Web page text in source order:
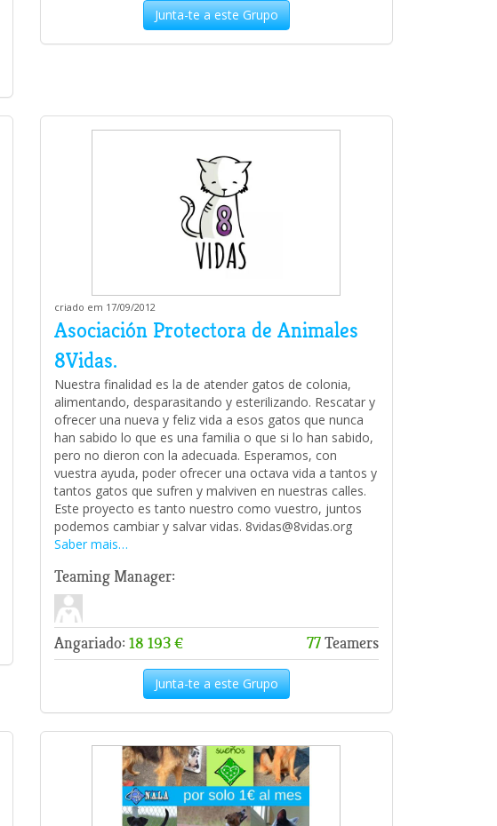
Junta-te a este Grupo
criado em 17/09/2012
Asociación Protectora de Animales
8Vidas.
Nuestra finalidad es la de atender gatos de colonia,
alimentando, desparasitando y esterilizando. Rescatar y
ofrecer una nueva y feliz vida a esos gatos que nunca
han sabido lo que es una familia o que si lo han sabido,
pero no dieron con la adecuada. Esperamos, con
vuestra ayuda, poder ofrecer una octava vida a tantos y
tantos gatos que sufren y malviven en nuestras calles.
Este proyecto es tanto nuestro como vuestro, juntos
podemos cambiar y salvar vidas. 8vidas@8vidas.org
Saber mais…
Teaming Manager:
Angariado: 18 193 € 77Teamers
Junta-te a este Grupo